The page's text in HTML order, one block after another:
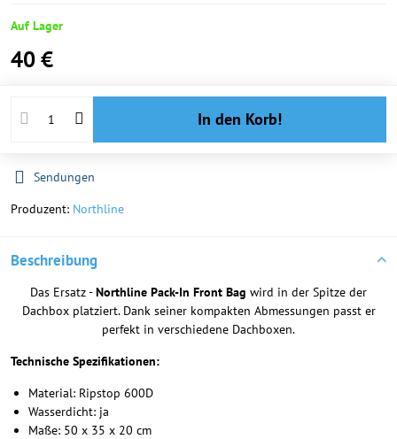
Auf Lager
40 €
In den Korb!
Sendungen
Produzent: Northline
Beschreibung
Das Ersatz -Northline Pack-In Front Bag wird in der Spitze der
Dachbox platziert. Dank seiner kompakten Abmessungen passt er
perfekt in verschiedene Dachboxen.
Technische Spezifikationen:
Material: Ripstop 600D
Wasserdicht: ja
Maße: 50 x 35 x 20 cm